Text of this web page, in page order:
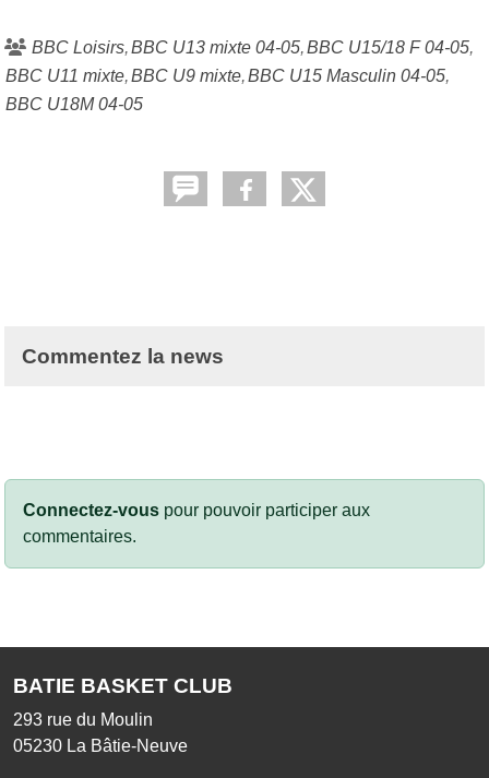
BBC Loisirs BBC U13 mixte 04-05 BBC U15/18 F 04-05
BBC U11 mixte BBC U9 mixte BBC U15 Masculin 04-05
BBC U18M 04-05
Commentez la news
Connectez-vous pour pouvoir participer aux
commentaires.
BATIE BASKET CLUB
293 rue du Moulin
05230 La Bâtie-Neuve